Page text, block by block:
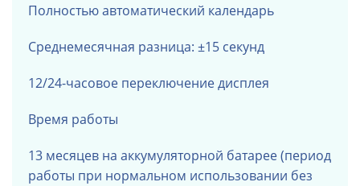
Полностью автоматический календарь
Среднемесячная разница: ±15 секунд
12/24-часовое переключение дисплея
Время работы
13 месяцев на аккумуляторной батарее (период
работы при нормальном использовании без